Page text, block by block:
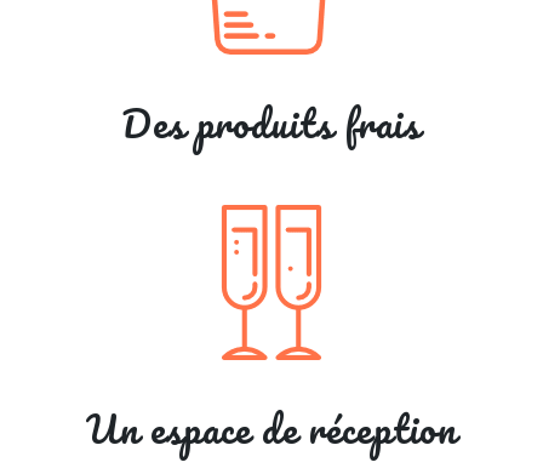
Des produits frais
Un espace de réception